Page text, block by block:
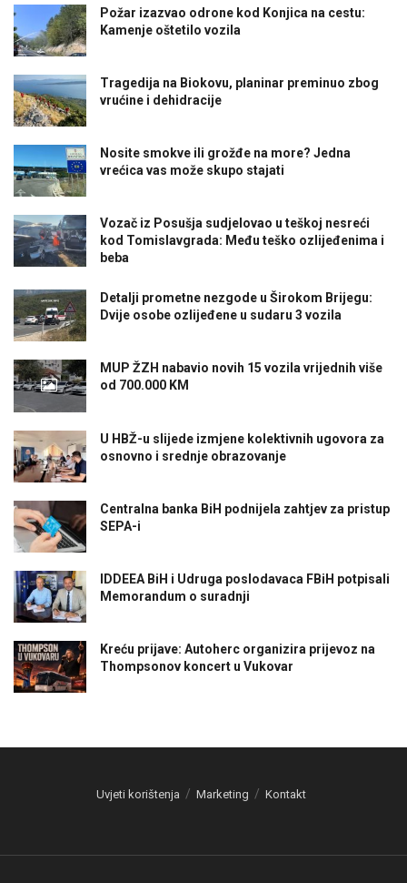
Požar izazvao odrone kod Konjica na cestu:
Kamenje oštetilo vozila
Tragedija na Biokovu, planinar preminuo zbog
vrućine i dehidracije
Nosite smokve ili grožđe na more? Jedna
vrećica vas može skupo stajati
Vozač iz Posušja sudjelovao u teškoj nesreći
kod Tomislavgrada: Među teško ozlijeđenima i
beba
Detalji prometne nezgode u Širokom Brijegu:
Dvije osobe ozlijeđene u sudaru 3 vozila
MUP ŽZH nabavio novih 15 vozila vrijednih više
od 700.000 KM
U HBŽ-u slijede izmjene kolektivnih ugovora za
osnovno i srednje obrazovanje
Centralna banka BiH podnijela zahtjev za pristup
SEPA-i
IDDEEA BiH i Udruga poslodavaca FBiH potpisali
Memorandum o suradnji
Kreću prijave: Autoherc organizira prijevoz na
Thompsonov koncert u Vukovar
Uvjeti korištenja Marketing Kontakt